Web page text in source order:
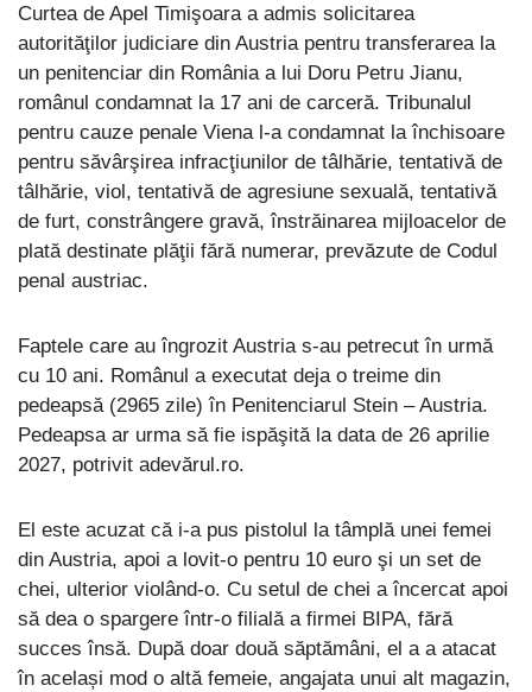
Curtea de Apel Timişoara a admis solicitarea
autorităţilor judiciare din Austria pentru transferarea la
un penitenciar din România a lui Doru Petru Jianu,
românul condamnat la 17 ani de carceră. Tribunalul
pentru cauze penale Viena l-a condamnat la închisoare
pentru săvârşirea infracţiunilor de tâlhărie, tentativă de
tâlhărie, viol, tentativă de agresiune sexuală, tentativă
de furt, constrângere gravă, înstrăinarea mijloacelor de
plată destinate plăţii fără numerar, prevăzute de Codul
penal austriac.
Faptele care au îngrozit Austria s-au petrecut în urmă
cu 10 ani. Românul a executat deja o treime din
pedeapsă (2965 zile) în Penitenciarul Stein – Austria.
Pedeapsa ar urma să fie ispăşită la data de 26 aprilie
2027, potrivit adevărul.ro.
El este acuzat că i-a pus pistolul la tâmplă unei femei
din Austria, apoi a lovit-o pentru 10 euro şi un set de
chei, ulterior violând-o. Cu setul de chei a încercat apoi
să dea o spargere într-o filială a firmei BIPA, fără
succes însă. După doar două săptămâni, el a a atacat
în același mod o altă femeie, angajata unui alt magazin,